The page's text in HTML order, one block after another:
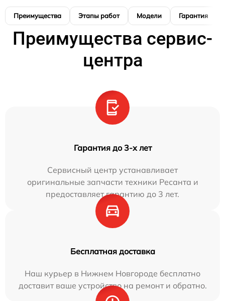
Преимущества Этапы работ Модели Гарантия
Преимущества сервис-
центра
Гарантия до 3-х лет
Сервисный центр устанавливает
оригинальные запчасти техники Ресанта и
предоставляет гарантию до 3 лет.
Бесплатная доставка
Наш курьер в Нижнем Новгороде бесплатно
доставит ваше устройство на ремонт и обратно.